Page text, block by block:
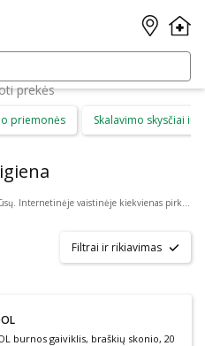
prekės
priemonės Skalavimo skysčiai ir
Burnos higiena yra svarbi kiekvienam iš mūsų. Internetinėje vaistinėje kiekvienas pirkėjas gali rasti daug skirtingų burnos higienos priemonių suaugusiems ir vaikams. Čia galima patogiai pirkti: dantų priežiūros priemones, kaip dantų pasta ar skalavimo skystis, dantų šepetėlius ir irigatorius, protezus ir plokštelių priežiūros priemones bei skirtingus gelius ar tepalus.
Filtrai ir rikiavimas
burnos gaiviklis, braškių skonio, 20